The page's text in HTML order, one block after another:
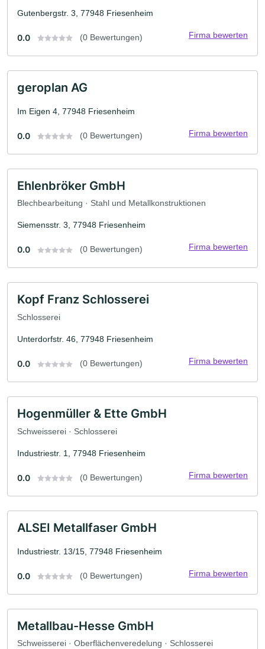
Gutenbergstr. 3, 77948 Friesenheim
0.0 (0 Bewertungen) Firma bewerten
geroplan AG
Im Eigen 4, 77948 Friesenheim
0.0 (0 Bewertungen) Firma bewerten
Ehlenbröker GmbH
Blechbearbeitung · Stahl und Metallkonstruktionen
Siemensstr. 3, 77948 Friesenheim
0.0 (0 Bewertungen) Firma bewerten
Kopf Franz Schlosserei
Schlosserei
Unterdorfstr. 46, 77948 Friesenheim
0.0 (0 Bewertungen) Firma bewerten
Hogenmüller & Ette GmbH
Schweisserei · Schlosserei
Industriestr. 1, 77948 Friesenheim
0.0 (0 Bewertungen) Firma bewerten
ALSEI Metallfaser GmbH
Industriestr. 13/15, 77948 Friesenheim
0.0 (0 Bewertungen) Firma bewerten
Metallbau-Hesse GmbH
Schweisserei · Oberflächenveredelung · Schlosserei